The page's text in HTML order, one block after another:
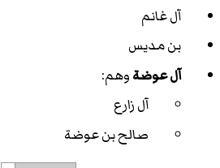
آل غانم
بن مديس
آل عوضةوهم:
آل زارع
صالح بن عوضة